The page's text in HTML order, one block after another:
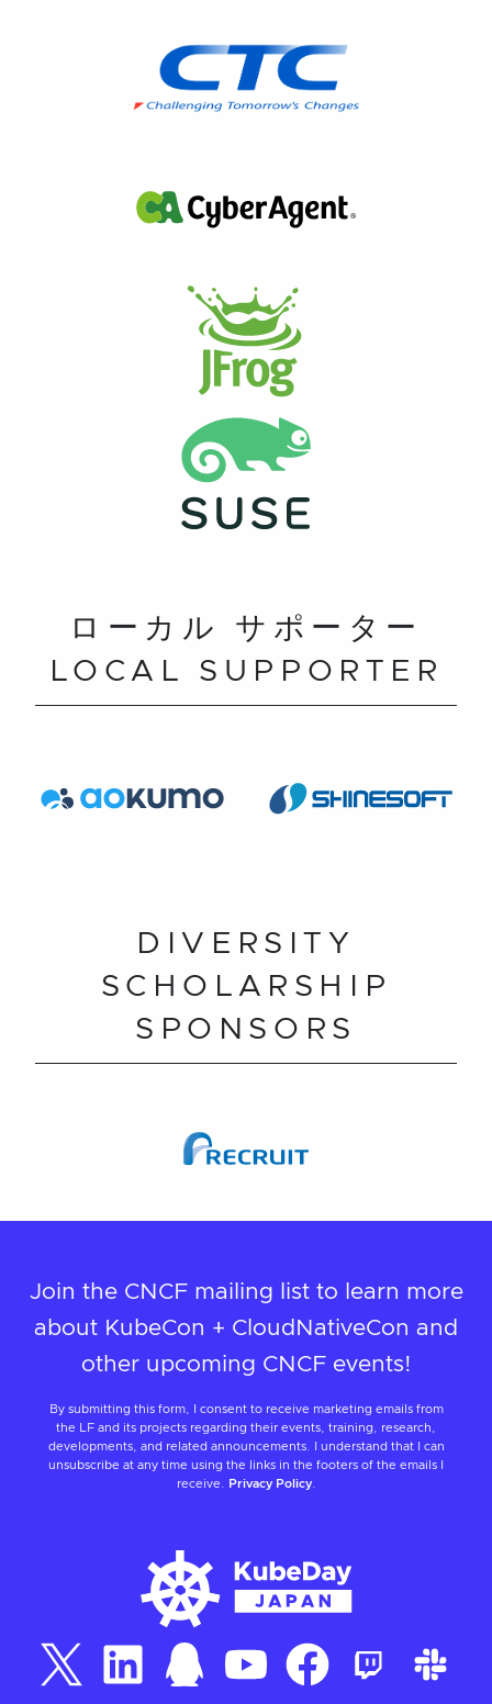
ローカル サポーター
LOCAL SUPPORTER
DIVERSITY
SCHOLARSHIP
SPONSORS
Join the CNCF mailing list to learn more
about KubeCon + CloudNativeCon and
other upcoming CNCF events!
By submitting this form, I consent to receive marketing emails from
the LF and its projects regarding their events, training, research,
developments, and related announcements. I understand that I can
unsubscribe at any time using the links in the footers of the emails I
receive.
Privacy Policy.